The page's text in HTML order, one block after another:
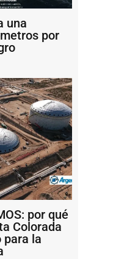
una
por
por qué
Colorada
para la